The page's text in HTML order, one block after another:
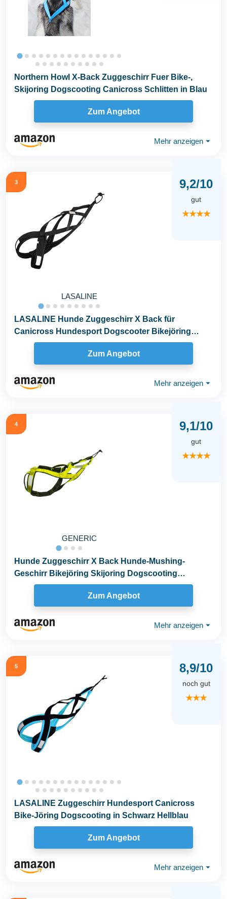
Northern Howl X-Back Zuggeschirr Fuer Bike-,
Skijoring Dogscooting Canicross Schlitten in Blau
Zum Angebot
Mehr anzeigen ⏷
3
LASALINE
9,2/10
gut
★★★★
LASALINE Hunde Zuggeschirr X Back für
Canicross Hundesport Dogscooter Bikejöring
Schlitten in...
Zum Angebot
Mehr anzeigen ⏷
4
GENERIC
9,1/10
gut
★★★★
Hunde Zuggeschirr X Back Hunde-Mushing-
Geschirr Bikejöring Skijoring Dogscooting
Canicross...
Zum Angebot
Mehr anzeigen ⏷
5 8,9/10
noch gut
★★★
LASALINE Zuggeschirr Hundesport Canicross
Bike-Jöring Dogscooting in Schwarz Hellblau
Zum Angebot
Mehr anzeigen ⏷